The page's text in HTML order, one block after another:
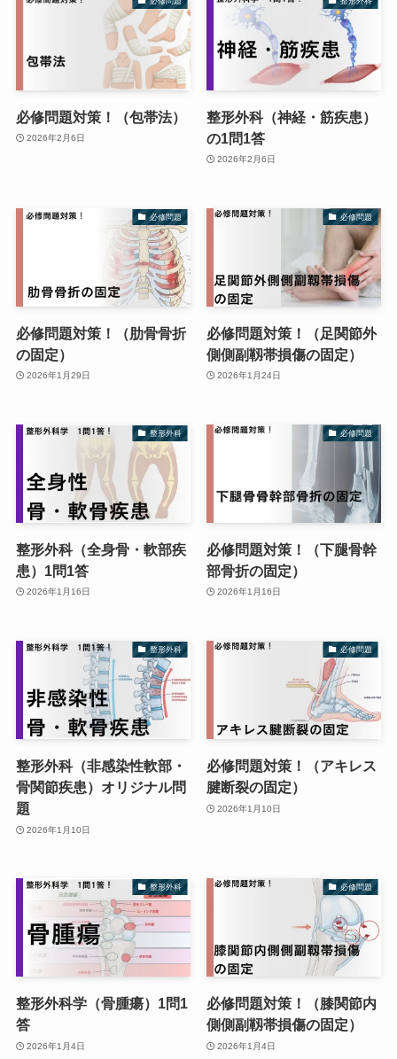
必修問題対策！（包帯法）
2026年2月6日
整形外科（神経・筋疾患）
の1問1答
2026年2月6日
必修問題
必修問題対策！（肋骨骨折
の固定）
2026年1月29日
必修問題
必修問題対策！（足関節外
側側副靱帯損傷の固定）
2026年1月24日
整形外科
整形外科（全身骨・軟部疾
患）1問1答
2026年1月16日
必修問題
必修問題対策！（下腿骨幹
部骨折の固定）
2026年1月16日
整形外科
整形外科（非感染性軟部・
骨関節疾患）オリジナル問
題
2026年1月10日
必修問題
必修問題対策！（アキレス
腱断裂の固定）
2026年1月10日
整形外科
整形外科学（骨腫瘍）1問1
答
2026年1月4日
必修問題
必修問題対策！（膝関節内
側側副靱帯損傷の固定）
2026年1月4日